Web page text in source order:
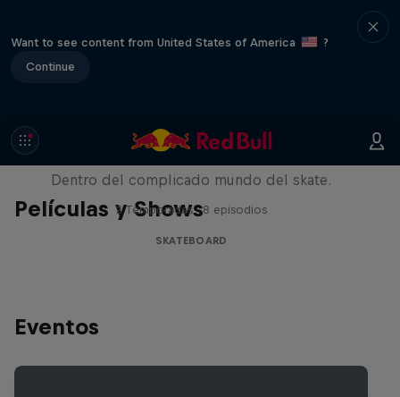
Want to see content from United States of America
?
Continue
Películas y Shows
Pushing Forward
Dentro del complicado mundo del skate.
2 Temporadas · 8 episodios
SKATEBOARD
Eventos